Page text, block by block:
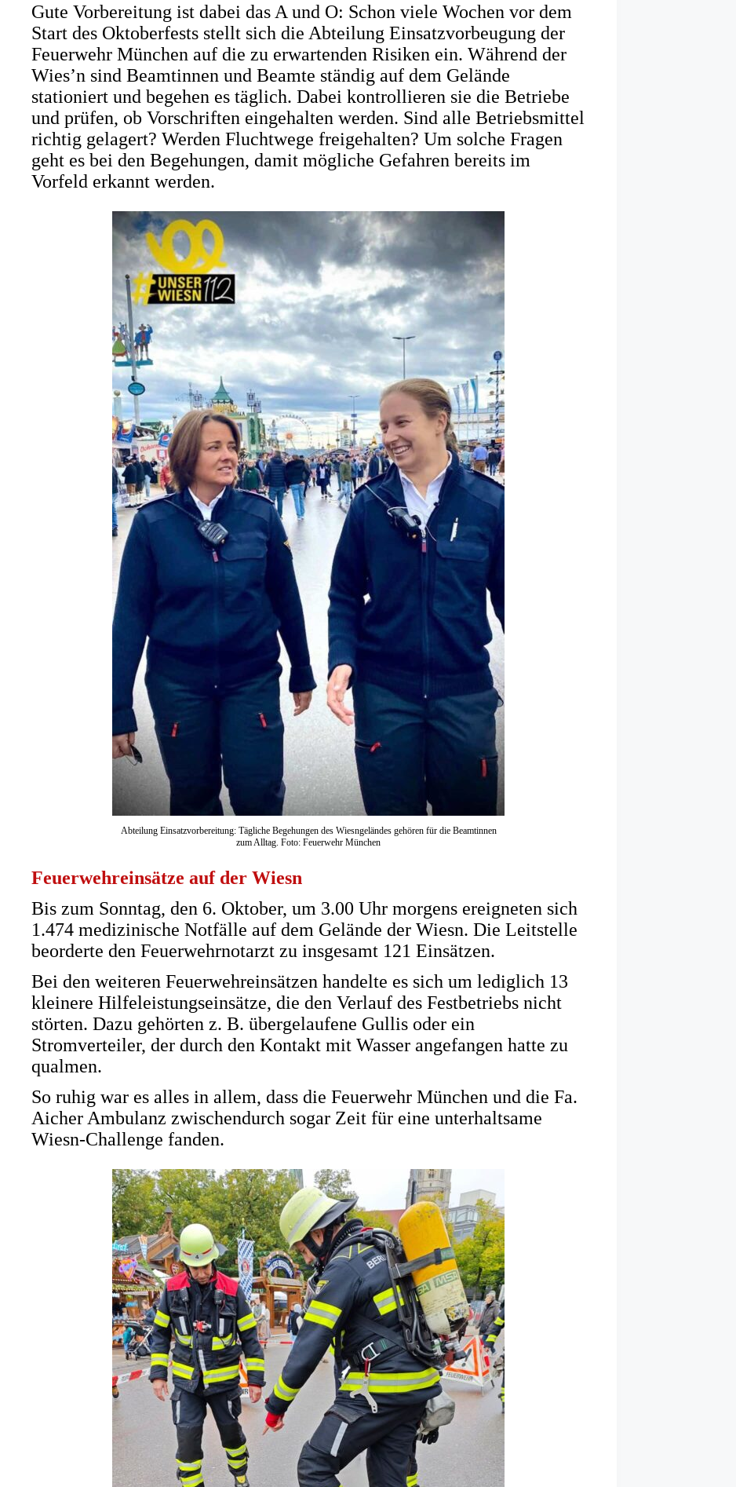
Gute Vorbereitung ist dabei das A und O: Schon viele Wochen vor dem
Start des Oktoberfests stellt sich die Abteilung Einsatzvorbeugung der
Feuerwehr München auf die zu erwartenden Risiken ein. Während der
Wies’n sind Beamtinnen und Beamte ständig auf dem Gelände
stationiert und begehen es täglich. Dabei kontrollieren sie die Betriebe
und prüfen, ob Vorschriften eingehalten werden. Sind alle Betriebsmittel
richtig gelagert? Werden Fluchtwege freigehalten? Um solche Fragen
geht es bei den Begehungen, damit mögliche Gefahren bereits im
Vorfeld erkannt werden.
Abteilung Einsatzvorbereitung: Tägliche Begehungen des Wiesngeländes gehören für die Beamtinnen
zum Alltag. Foto: Feuerwehr München
Feuerwehreinsätze auf der Wiesn
Bis zum Sonntag, den 6. Oktober, um 3.00 Uhr morgens ereigneten sich
1.474 medizinische Notfälle auf dem Gelände der Wiesn. Die Leitstelle
beorderte den Feuerwehrnotarzt zu insgesamt 121 Einsätzen.
Bei den weiteren Feuerwehreinsätzen handelte es sich um lediglich 13
kleinere Hilfeleistungseinsätze, die den Verlauf des Festbetriebs nicht
störten. Dazu gehörten z. B. übergelaufene Gullis oder ein
Stromverteiler, der durch den Kontakt mit Wasser angefangen hatte zu
qualmen.
So ruhig war es alles in allem, dass die Feuerwehr München und die Fa.
Aicher Ambulanz zwischendurch sogar Zeit für eine unterhaltsame
Wiesn-Challenge fanden.